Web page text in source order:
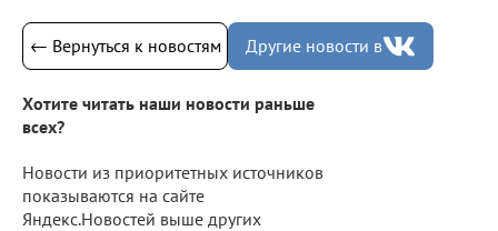
← Вернуться к новостям Другие новости в
Хотите читать наши новости раньше
всех?
Новости из приоритетных источников
показываются на сайте
Яндекс.Новостей выше других